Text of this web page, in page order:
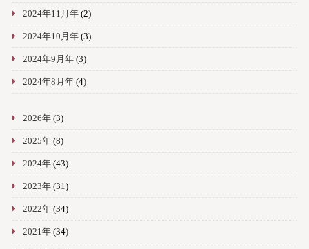
2024年11月年(2)
2024年10月年(3)
2024年9月年(3)
2024年8月年(4)
2026年(3)
2025年(8)
2024年(43)
2023年(31)
2022年(34)
2021年(34)